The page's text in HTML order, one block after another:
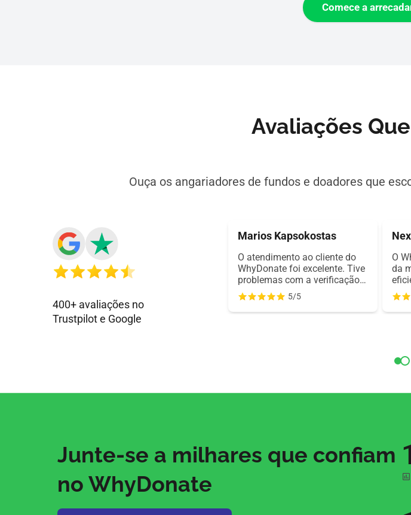
Comece a
Avaliações
Ouça os angariadores de fundos e doadores que
400+ avaliações no
Trustpilot e Google
Marios Kapsokostas
O atendimento ao cliente do
WhyDonate foi excelente. Tive
problemas com a verificação
do Stripe, mas eles guiaram-
me com cuidado passo a
passo, tornando o processo
5/5
O
da
Junte-se a milhares que confiam
no WhyDonate